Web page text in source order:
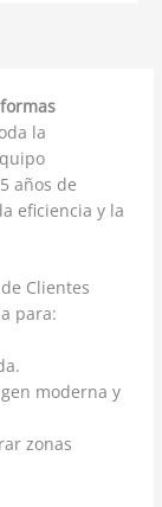
la
años de
eficiencia y la
Clientes
para:
moderna y
zonas